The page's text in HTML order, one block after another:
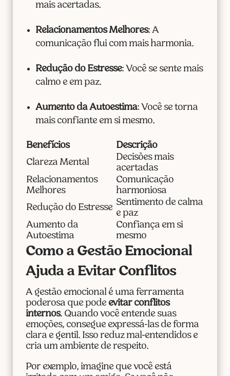
mais acertadas.
Relacionamentos Melhores: A
comunicação flui com mais harmonia.
Redução do Estresse: Você se sente mais
calmo e em paz.
Aumento da Autoestima: Você se torna
mais confiante em si mesmo.
Benefícios
Descrição
Clareza Mental
Decisões mais
acertadas
Relacionamentos
Melhores
Comunicação
harmoniosa
Redução do Estresse
Sentimento de calma
e paz
Aumento da
Autoestima
Confiança em si
mesmo
Como a Gestão Emocional
Ajuda a Evitar Conflitos
A gestão emocional é uma ferramenta
poderosa que pode evitar conflitos
internos. Quando você entende suas
emoções, consegue expressá-las de forma
clara e gentil. Isso reduz mal-entendidos e
cria um ambiente de respeito.
Por exemplo, imagine que você está